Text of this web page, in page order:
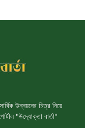
উন্নয়নের চিত্র নিয়ে
"উদ্যোক্তা বার্তা"